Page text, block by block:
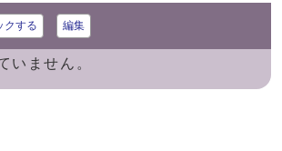
クする 編集
いません。